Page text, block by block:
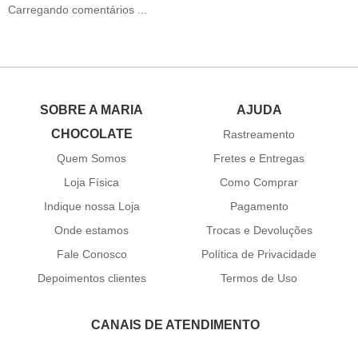
Carregando comentários ...
SOBRE A MARIA
CHOCOLATE
Quem Somos
Loja Física
Indique nossa Loja
Onde estamos
Fale Conosco
Depoimentos clientes
AJUDA
Rastreamento
Fretes e Entregas
Como Comprar
Pagamento
Trocas e Devoluções
Política de Privacidade
Termos de Uso
CANAIS DE ATENDIMENTO